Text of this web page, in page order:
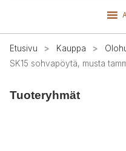
Etusivu > Kauppa >
SK15 sohvapöytä, musta
Tuoteryhmät